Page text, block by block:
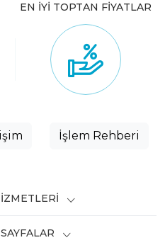
EN İYİ TOPTAN FİYATLAR
İşlem Rehberi